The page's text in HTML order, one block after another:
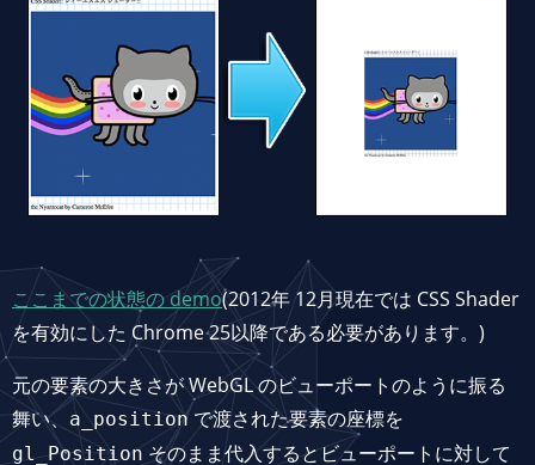
ここまでの状態の demo(2012年 12月現在では CSS Shader
を有効にした Chrome 25以降である必要があります。)
元の要素の大きさが WebGL のビューポートのように振る
舞い、 a_positionで渡された要素の座標を
gl_Positionそのまま代入するとビューポートに対して